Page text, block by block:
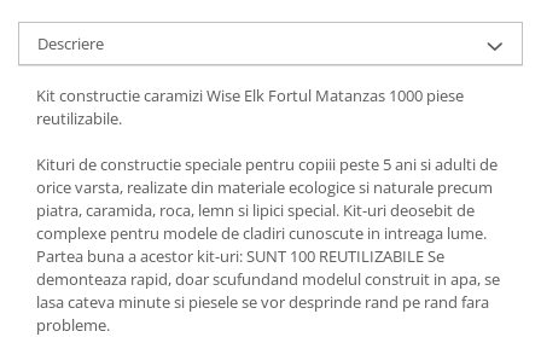
Descriere
Kit constructie caramizi Wise Elk Fortul Matanzas 1000 piese
reutilizabile.
Kituri de constructie speciale pentru copiii peste 5 ani si adulti de
orice varsta, realizate din materiale ecologice si naturale precum
piatra, caramida, roca, lemn si lipici special. Kit-uri deosebit de
complexe pentru modele de cladiri cunoscute in intreaga lume.
Partea buna a acestor kit-uri: SUNT 100 REUTILIZABILE Se
demonteaza rapid, doar scufundand modelul construit in apa, se
lasa cateva minute si piesele se vor desprinde rand pe rand fara
probleme.